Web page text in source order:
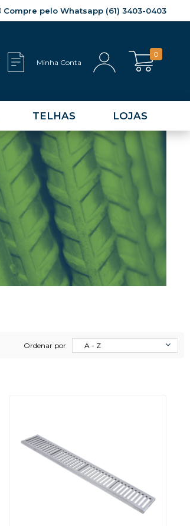
Compre pelo Whatsapp (61) 3403-0403
0
Minha Conta
TELHAS LOJAS
Ordenar por A - Z